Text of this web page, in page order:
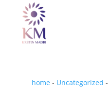
home - Uncategorized -